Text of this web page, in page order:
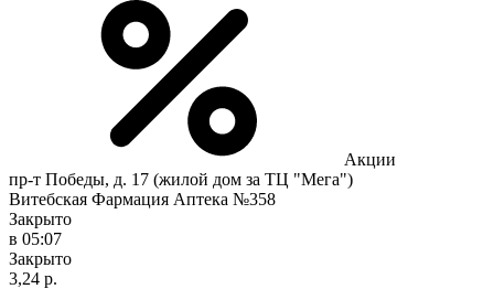
Акции
пр-т Победы, д. 17 (жилой дом за ТЦ "Мега")
Витебская Фармация Аптека №358
Закрыто
в 05:07
Закрыто
3,24 р.